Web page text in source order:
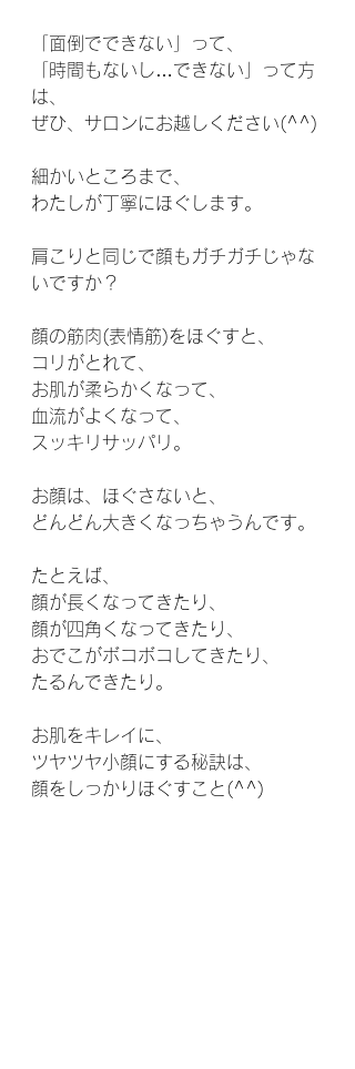
「面倒でできない」って、
「時間もないし…できない」って方
は、
ぜひ、サロンにお越しください(^^)
細かいところまで、
わたしが丁寧にほぐします。
肩こりと同じで顔もガチガチじゃな
いですか？
顔の筋肉(表情筋)をほぐすと、
コリがとれて、
お肌が柔らかくなって、
血流がよくなって、
スッキリサッパリ。
お顔は、ほぐさないと、
どんどん大きくなっちゃうんです。
たとえば、
顔が長くなってきたり、
顔が四角くなってきたり、
おでこがボコボコしてきたり、
たるんできたり。
お肌をキレイに、
ツヤツヤ小顔にする秘訣は、
顔をしっかりほぐすこと(^^)